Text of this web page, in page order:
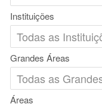
Instituições
Grandes Áreas
Áreas